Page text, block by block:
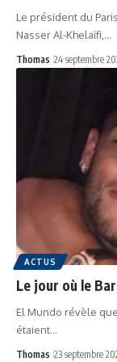
Le président du
Nasser Al-Khelaïfi,…
Thomas 24 septembre
ACTUS
Le jour où le
El Mundo révèle
étaient…
Thomas 23 septembre